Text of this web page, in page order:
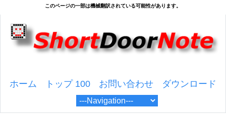
ホーム トップ 100 お問い合わせ ダウンロード